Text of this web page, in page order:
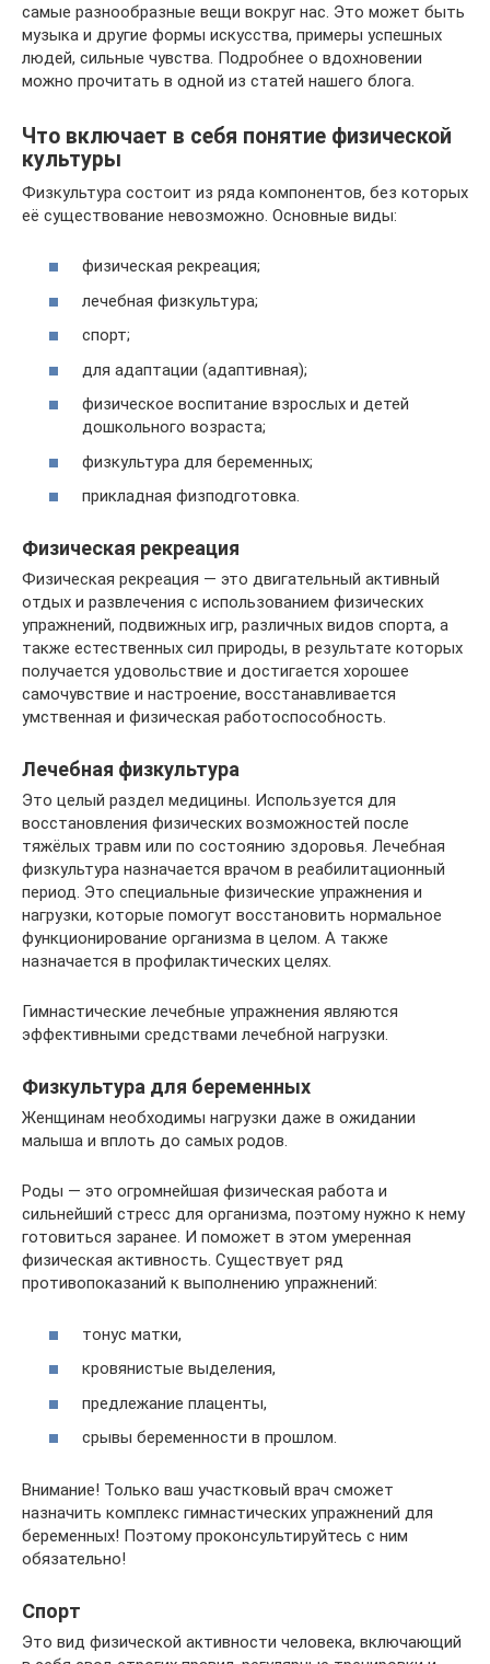
самые разнообразные вещи вокруг нас. Это может быть
музыка и другие формы искусства, примеры успешных
людей, сильные чувства. Подробнее о вдохновении
можно прочитать в одной из статей нашего блога.
Что включает в себя понятие физической
культуры
Физкультура состоит из ряда компонентов, без которых
её существование невозможно. Основные виды:
физическая рекреация;
лечебная физкультура;
спорт;
для адаптации (адаптивная);
физическое воспитание взрослых и детей
дошкольного возраста;
физкультура для беременных;
прикладная физподготовка.
Физическая рекреация
Физическая рекреация — это двигательный активный
отдых и развлечения с использованием физических
упражнений, подвижных игр, различных видов спорта, а
также естественных сил природы, в результате которых
получается удовольствие и достигается хорошее
самочувствие и настроение, восстанавливается
умственная и физическая работоспособность.
Лечебная физкультура
Это целый раздел медицины. Используется для
восстановления физических возможностей после
тяжёлых травм или по состоянию здоровья. Лечебная
физкультура назначается врачом в реабилитационный
период. Это специальные физические упражнения и
нагрузки, которые помогут восстановить нормальное
функционирование организма в целом. А также
назначается в профилактических целях.
Гимнастические лечебные упражнения являются
эффективными средствами лечебной нагрузки.
Физкультура для беременных
Женщинам необходимы нагрузки даже в ожидании
малыша и вплоть до самых родов.
Роды — это огромнейшая физическая работа и
сильнейший стресс для организма, поэтому нужно к нему
готовиться заранее. И поможет в этом умеренная
физическая активность. Существует ряд
противопоказаний к выполнению упражнений:
тонус матки,
кровянистые выделения,
предлежание плаценты,
срывы беременности в прошлом.
Внимание! Только ваш участковый врач сможет
назначить комплекс гимнастических упражнений для
беременных! Поэтому проконсультируйтесь с ним
обязательно!
Спорт
Это вид физической активности человека, включающий